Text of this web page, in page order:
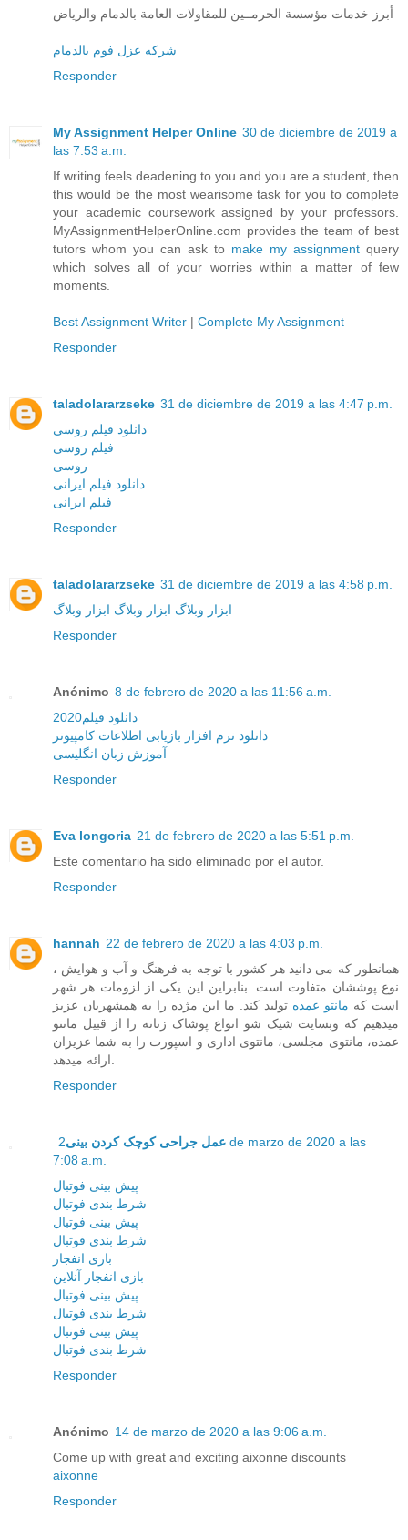
أبرز خدمات مؤسسة الحرمــين للمقاولات العامة بالدمام والرياض
شركه عزل فوم بالدمام
Responder
My Assignment Helper Online 30 de diciembre de 2019 a
las 7:53 a.m.
If writing feels deadening to you and you are a student, then
this would be the most wearisome task for you to complete
your academic coursework assigned by your professors.
MyAssignmentHelperOnline.com provides the team of best
tutors whom you can ask to make my assignment query
which solves all of your worries within a matter of few
moments.
Best Assignment Writer | Complete My Assignment
Responder
taladolararzseke 31 de diciembre de 2019 a las 4:47 p.m.
دانلود فیلم روسی
فیلم روسی
روسی
دانلود فیلم ایرانی
فیلم ایرانی
Responder
taladolararzseke 31 de diciembre de 2019 a las 4:58 p.m.
ابزار وبلاگ ابزار وبلاگ ابزار وبلاگ
Responder
Anónimo 8 de febrero de 2020 a las 11:56 a.m.
دانلود فیلم2020
دانلود نرم افزار بازیابی اطلاعات کامپیوتر
آموزش زبان انگلیسی
Responder
Eva longoria 21 de febrero de 2020 a las 5:51 p.m.
Este comentario ha sido eliminado por el autor.
Responder
hannah 22 de febrero de 2020 a las 4:03 p.m.
همانطور که می دانید هر کشور با توجه به فرهنگ و آب و هوایش ،
نوع پوششان متفاوت است. بنابراین این یکی از لزومات هر شهر
است که مانتو عمده تولید کند. ما این مژده را به همشهریان عزیز
میدهیم که وبسایت شیک شو انواع پوشاک زنانه را از قبیل مانتو
عمده، مانتوی مجلسی، مانتوی اداری و اسپورت را به شما عزیزان
Responder
عمل جراحی کوچک کردن بینی2 de marzo de 2020 a las
7:08 a.m.
پیش بینی فوتبال
شرط بندی فوتبال
پیش بینی فوتبال
شرط بندی فوتبال
بازی انفجار
بازی انفجار آنلاین
پیش بینی فوتبال
شرط بندی فوتبال
پیش بینی فوتبال
شرط بندی فوتبال
Responder
Anónimo 14 de marzo de 2020 a las 9:06 a.m.
Come up with great and exciting aixonne discounts
aixonne
Responder